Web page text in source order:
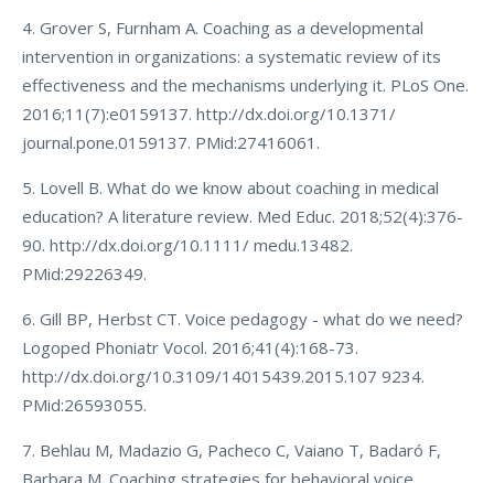
4. Grover S, Furnham A. Coaching as a developmental
intervention in organizations: a systematic review of its
effectiveness and the mechanisms underlying it. PLoS One.
2016;11(7):e0159137. http://dx.doi.org/10.1371/
journal.pone.0159137. PMid:27416061.
5. Lovell B. What do we know about coaching in medical
education? A literature review. Med Educ. 2018;52(4):376-
90. http://dx.doi.org/10.1111/ medu.13482.
PMid:29226349.
6. Gill BP, Herbst CT. Voice pedagogy - what do we need?
Logoped Phoniatr Vocol. 2016;41(4):168-73.
http://dx.doi.org/10.3109/14015439.2015.107 9234.
PMid:26593055.
7. Behlau M, Madazio G, Pacheco C, Vaiano T, Badaró F,
Barbara M. Coaching strategies for behavioral voice